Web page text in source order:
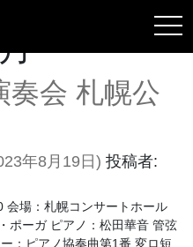
奏会 札幌公
年8月19日) 投稿者:
会場：札幌コンサートホール
ポーガ ピアノ：松田華音 管弦
：ピアノ協奏曲第1番 変ロ短